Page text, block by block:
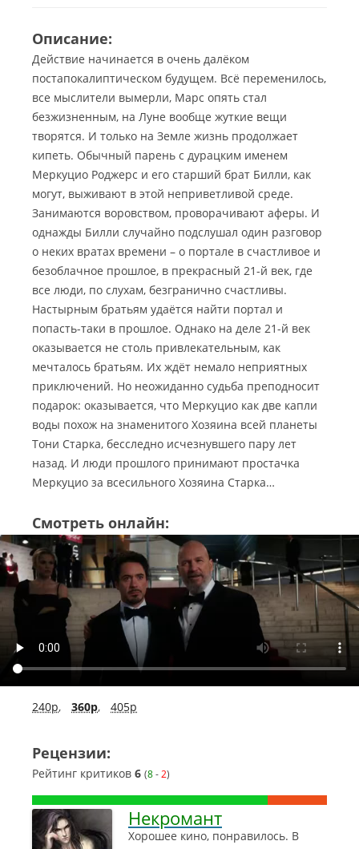
Описание:
Действие начинается в очень далёком
постапокалиптическом будущем. Всё переменилось,
все мыслители вымерли, Марс опять стал
безжизненным, на Луне вообще жуткие вещи
творятся. И только на Земле жизнь продолжает
кипеть. Обычный парень с дурацким именем
Меркуцио Роджерс и его старший брат Билли, как
могут, выживают в этой неприветливой среде.
Занимаются воровством, проворачивают аферы. И
однажды Билли случайно подслушал один разговор
о неких вратах времени – о портале в счастливое и
безоблачное прошлое, в прекрасный 21-й век, где
все люди, по слухам, безгранично счастливы.
Настырным братьям удаётся найти портал и
попасть-таки в прошлое. Однако на деле 21-й век
оказывается не столь привлекательным, как
мечталось братьям. Их ждёт немало неприятных
приключений. Но неожиданно судьба преподносит
подарок: оказывается, что Меркуцио как две капли
воды похож на знаменитого Хозяина всей планеты
Тони Старка, бесследно исчезнувшего пару лет
назад. И люди прошлого принимают простачка
Меркуцио за всесильного Хозяина Старка…
Смотреть онлайн:
240p, 360p, 405p
Рецензии:
Рейтинг критиков 6 (8- 2)
Некромант
Хорошее кино, понравилось. В